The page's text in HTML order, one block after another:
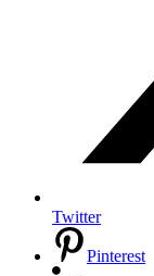
Twitter
Pinterest